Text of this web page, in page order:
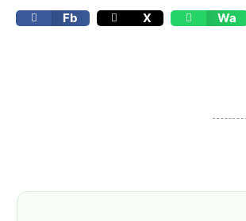
Fb X Wa